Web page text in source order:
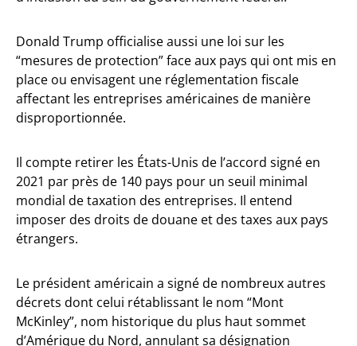
Donald Trump officialise aussi une loi sur les
“mesures de protection” face aux pays qui ont mis en
place ou envisagent une réglementation fiscale
affectant les entreprises américaines de manière
disproportionnée.
Il compte retirer les États-Unis de l’accord signé en
2021 par près de 140 pays pour un seuil minimal
mondial de taxation des entreprises. Il entend
imposer des droits de douane et des taxes aux pays
étrangers.
Le président américain a signé de nombreux autres
décrets dont celui rétablissant le nom “Mont
McKinley”, nom historique du plus haut sommet
d’Amérique du Nord, annulant sa désignation